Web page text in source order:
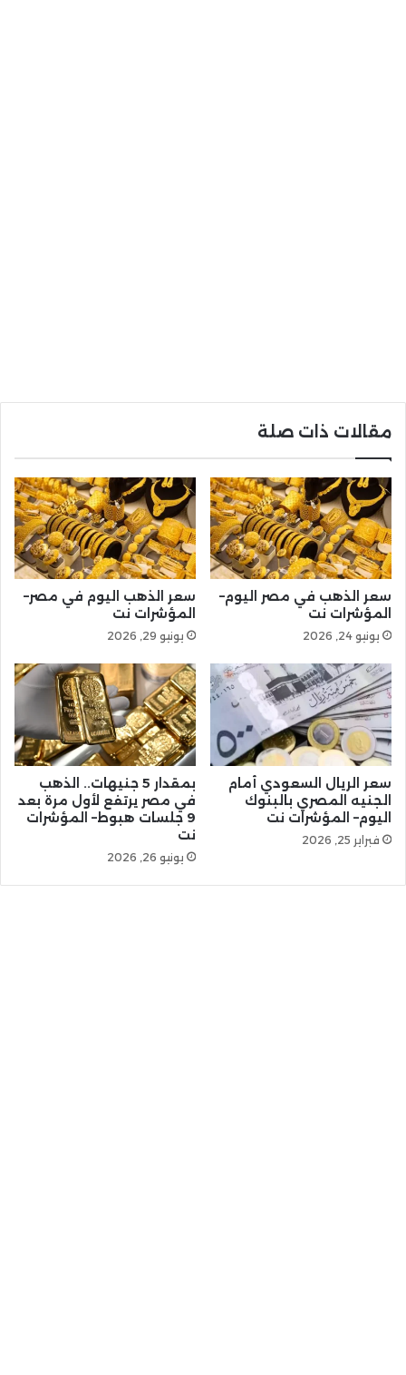
مقالات ذات صلة
سعر الذهب في مصر اليوم–
المؤشرات نت
يونيو 24, 2026
سعر الذهب اليوم في مصر–
المؤشرات نت
يونيو 29, 2026
سعر الريال السعودي أمام
الجنيه المصري بالبنوك
اليوم– المؤشرات نت
فبراير 25, 2026
بمقدار 5 جنيهات.. الذهب
في مصر يرتفع لأول مرة بعد
9 جلسات هبوط– المؤشرات
نت
يونيو 26, 2026